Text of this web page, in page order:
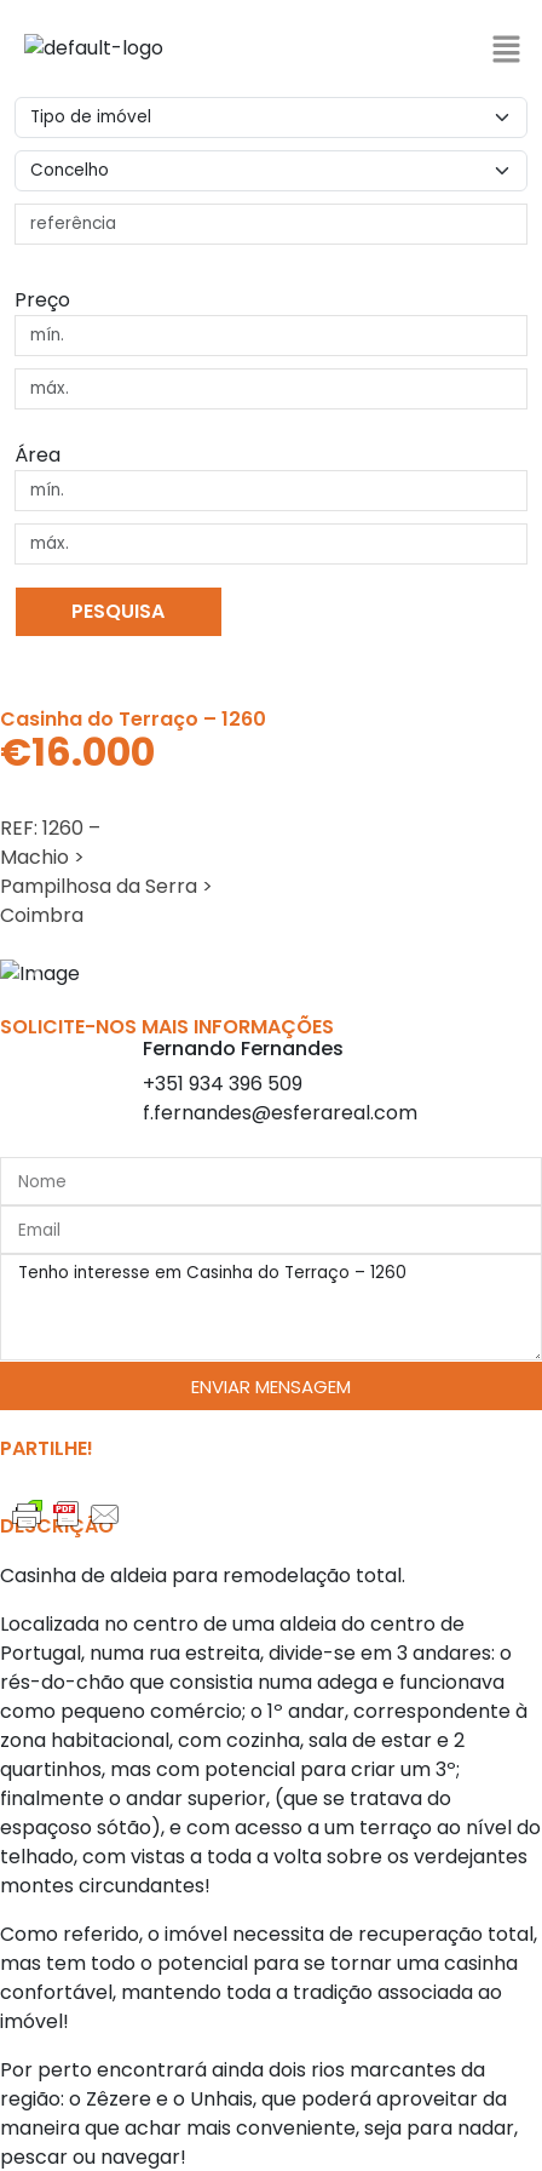
Preço
Área
PESQUISA
Casinha do Terraço – 1260
€16.000
REF: 1260 –
Machio >
Pampilhosa da Serra >
Coimbra
Previous
SOLICITE-NOS MAIS INFORMAÇÕES
Fernando Fernandes
+351 934 396 509
f.fernandes@esferareal.com
ENVIAR MENSAGEM
PARTILHE!
DESCRIÇÃO
Casinha de aldeia para remodelação total.
Localizada no centro de uma aldeia do centro de
Portugal, numa rua estreita, divide-se em 3 andares: o
rés-do-chão que consistia numa adega e funcionava
como pequeno comércio; o 1º andar, correspondente à
zona habitacional, com cozinha, sala de estar e 2
quartinhos, mas com potencial para criar um 3º;
finalmente o andar superior, (que se tratava do
espaçoso sótão), e com acesso a um terraço ao nível do
telhado, com vistas a toda a volta sobre os verdejantes
montes circundantes!
Como referido, o imóvel necessita de recuperação total,
mas tem todo o potencial para se tornar uma casinha
confortável, mantendo toda a tradição associada ao
imóvel!
Por perto encontrará ainda dois rios marcantes da
região: o Zêzere e o Unhais, que poderá aproveitar da
maneira que achar mais conveniente, seja para nadar,
pescar ou navegar!